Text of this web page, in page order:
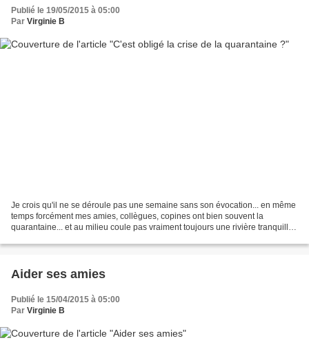
Publié le 19/05/2015 à 05:00
Par Virginie B
Je crois qu'il ne se déroule pas une semaine sans son évocation... en même
temps forcément mes amies, collègues, copines ont bien souvent la
quarantaine... et au milieu coule pas vraiment toujours une rivière tranquille !
Aider ses amies
Publié le 15/04/2015 à 05:00
Par Virginie B